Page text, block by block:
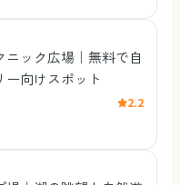
ニック広場｜無料で自
向けスポット
2.2